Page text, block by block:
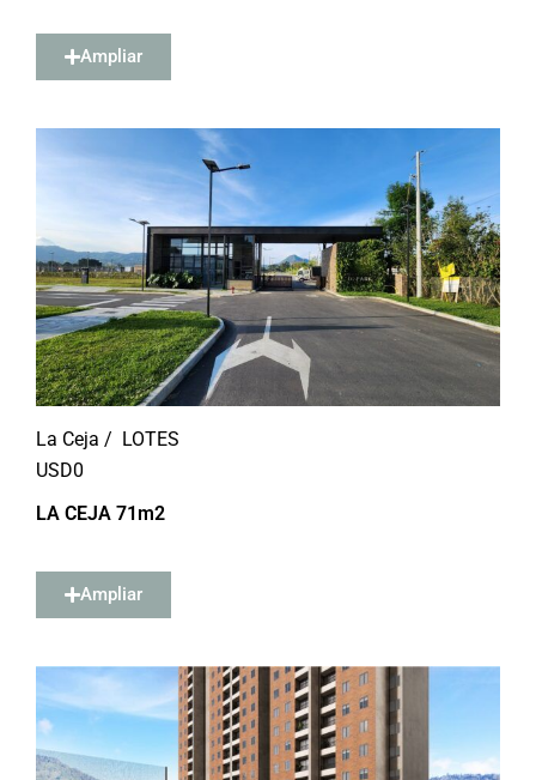
Ampliar
La Ceja / LOTES
USD0
LA CEJA 71m2
Ampliar